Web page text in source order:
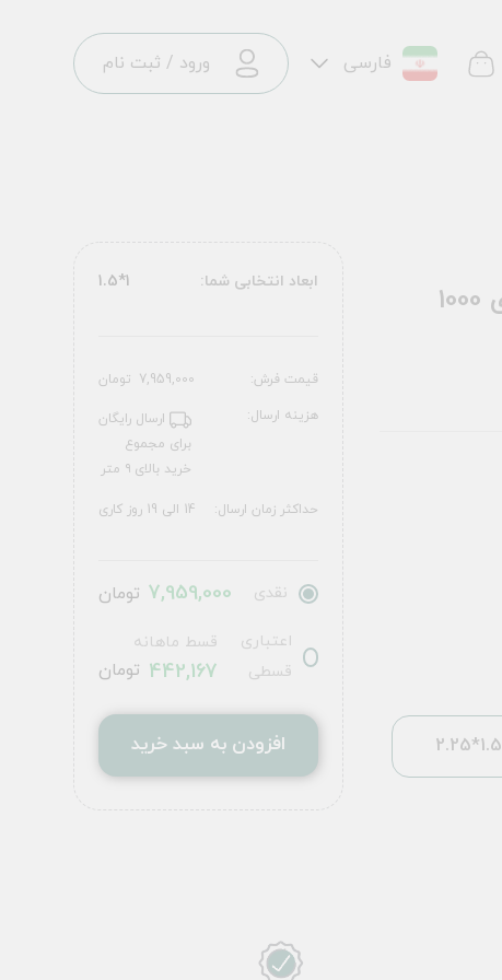
فارسی ورود / ثبت نام
فرش ماشینی اترنو طرح 25NR0110 سدری 1000
1.5*2.25
ابعاد انتخابی شما: 1*1.5
قیمت فرش: 7,959,000 تومان
هزینه ارسال:
ارسال رایگان
برای مجموع
خرید بالای ۹ متر
حداکثر زمان ارسال: 14 الی 19 روز کاری
نقدی 7,959,000 تومان
اعتباری
قسطی
قسط ماهانه
442,167 تومان
افزودن به سبد خرید